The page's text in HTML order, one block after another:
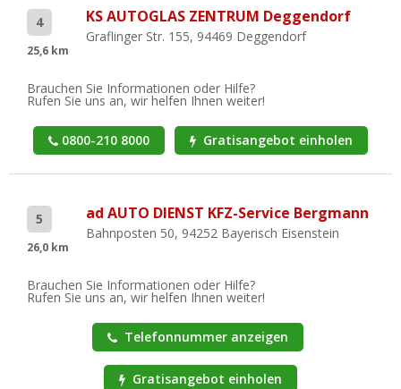
4
25,6 km
KS AUTOGLAS ZENTRUM Deggendorf
Graflinger Str. 155, 94469 Deggendorf
Brauchen Sie Informationen oder Hilfe?
Rufen Sie uns an, wir helfen Ihnen weiter!
0800-210 8000 Gratisangebot einholen
5
26,0 km
ad AUTO DIENST KFZ-Service Bergmann
Bahnposten 50, 94252 Bayerisch Eisenstein
Brauchen Sie Informationen oder Hilfe?
Rufen Sie uns an, wir helfen Ihnen weiter!
Telefonnummer anzeigen
Gratisangebot einholen